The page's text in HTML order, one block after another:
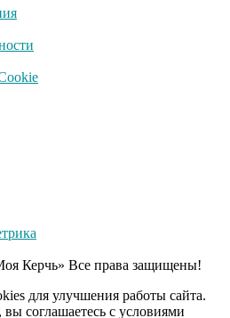
—
Керчь» Все права защищены!
для улучшения работы сайта.
соглашаетесь с условиями